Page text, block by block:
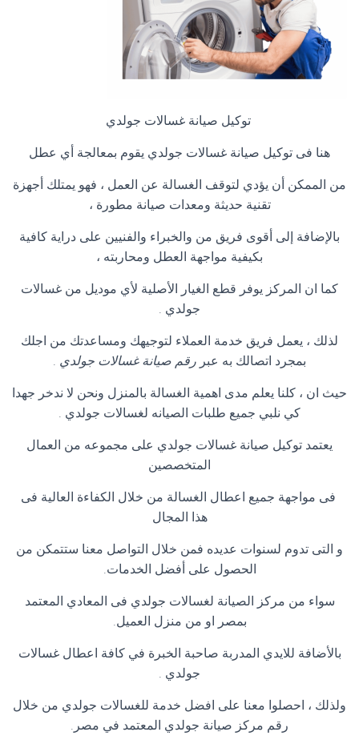
توكيل صيانة غسالات جولدي
هنا فى توكيل صيانة غسالات جولدي يقوم بمعالجة أي عطل
من الممكن أن يؤدي لتوقف الغسالة عن العمل ، فهو يمتلك أجهزة
تقنية حديثة ومعدات صيانة مطورة ،
بالإضافة إلى أقوى فريق من والخبراء والفنيين على دراية كافية
بكيفية مواجهة العطل ومحاربته ،
كما ان المركز يوفر قطع الغيار الأصلية لأي موديل من غسالات
جولدي .
لذلك ، يعمل فريق خدمة العملاء لتوجيهك ومساعدتك من اجلك
بمجرد اتصالك به عبر رقم صيانة غسالات جولدي .
حيث ان ، كلنا يعلم مدى اهمية الغسالة بالمنزل ونحن لا ندخر جهدا
كي نلبي جميع طلبات الصيانه لغسالات جولدي .
يعتمد توكيل صيانة غسالات جولدي على مجموعه من العمال
المتخصصين
فى مواجهة جميع اعطال الغسالة من خلال الكفاءة العالية فى
هذا المجال
و التى تدوم لسنوات عديده فمن خلال التواصل معنا ستتمكن من
الحصول على أفضل الخدمات.
سواء من مركز الصيانة لغسالات جولدي فى المعادي المعتمد
بمصر او من منزل العميل.
بالأضافة للايدي المدربة صاحبة الخبرة في كافة اعطال غسالات
جولدي .
ولذلك ، احصلوا معنا على افضل خدمة للغسالات جولدي من خلال
رقم مركز صيانة جولدي المعتمد في مصر .